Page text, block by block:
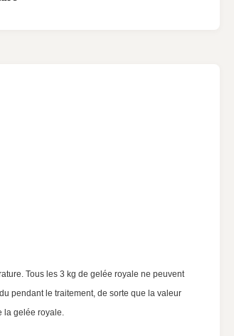
Tous les 3 kg de gelée royale ne peuvent
pendant le traitement, de sorte que la valeur
la gelée royale.